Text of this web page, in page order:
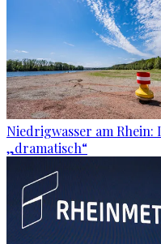
Niedrigwasser am
„dramatisch“